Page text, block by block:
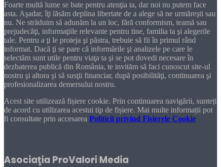
Foarte multă lume se bate pentru atenţia ta, dar noi nu putem face
asta. Aşadar, îţi lăsăm deplina libertate de a alege să ne urmăreşti sau
nu. Ne străduim să adunăm la un loc, fără conformism, teamă sau
prejudecăţi, informaţiile relevante pentru tine, familia ta şi alegerile
tale. Pentru a ţi le proteja şi păstra, trebuie să fii în primul rând
informat. Dacă ţi se pare că informările şi analizele pe care le
selectăm sunt utile pentru viaţa ta şi se pot dovedi necesare în
dezbaterea publică din România, te invităm să faci cunoscut site-ul
nostru şi altora şi să susţii financiar, după posibilităţi, continuarea şi
profesionalizarea demersului nostru.
Acest site utilizează fișiere cookie. Prin continuarea navigării, sunteți
de acord cu utilizarea acestui tip de fișiere. Mai multe informații pot
fi consultate prin accesarea Politicii privind Fișierele Cookie
Asociaţia ProValori Media